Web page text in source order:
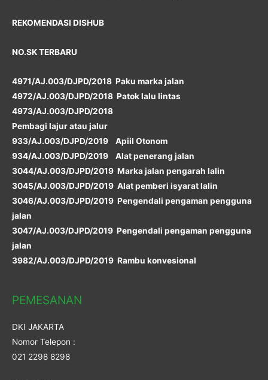
REKOMENDASI DISHUB
NO.SK TERBARU
4971/AJ.003/DJPD/2018 Paku marka jalan
4972/AJ.003/DJPD/2018 Patok lalu lintas
4973/AJ.003/DJPD/2018
Pembagi lajur atau jalur
933/AJ.003/DJPD/2019 Apiil Otonom
934/AJ.003/DJPD/2019 Alat penerang jalan
3044/AJ.003/DJPD/2019 Marka jalan pengarah lalin
3045/AJ.003/DJPD/2019 Alat pemberi isyarat lalin
3046/AJ.003/DJPD/2019 Pengendali pengaman pengguna
jalan
3047/AJ.003/DJPD/2019 Pengendali pengaman pengguna
jalan
3982/AJ.003/DJPD/2019 Rambu konvesional
PEMESANAN
DKI JAKARTA
Nomor Telepon :
021 2298 8298